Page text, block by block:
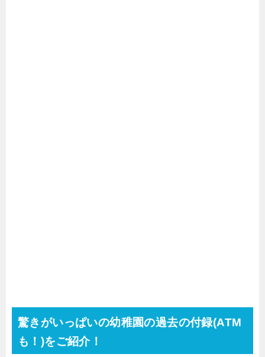
驚きがいっぱいの幼稚園の過去の付録(ATM
も！)をご紹介！